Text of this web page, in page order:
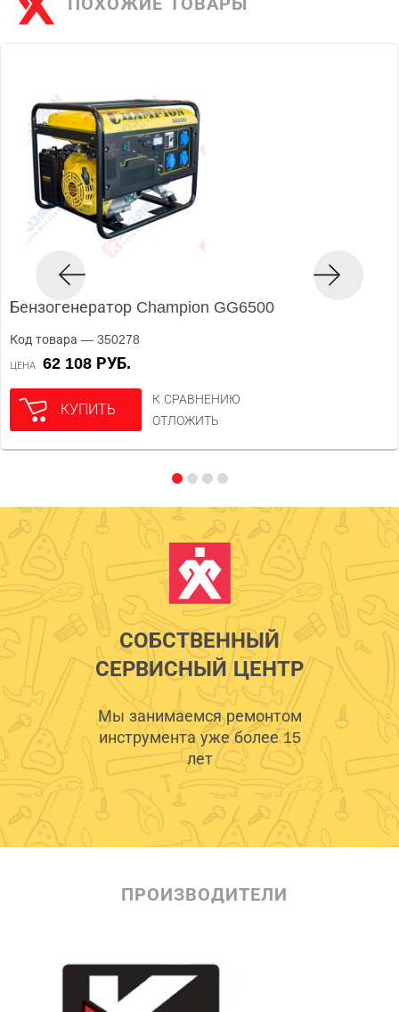
Бензогенератор Champion GG6500
Код товара — 350278
ЦЕНА 62 108 РУБ.
КУПИТЬ
К СРАВНЕНИЮ
ОТЛОЖИТЬ
СОБСТВЕННЫЙ
СЕРВИСНЫЙ ЦЕНТР
Мы занимаемся ремонтом
инструмента уже более 15
лет
ПРОИЗВОДИТЕЛИ